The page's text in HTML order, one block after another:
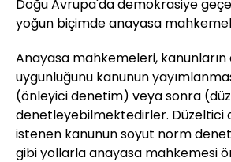
Doğu Avrupa'da demokrasiye
yoğun biçimde anayasa
Anayasa mahkemeleri,
uygunluğunu kanunun
(önleyici denetim) veya sonra
denetleyebilmektedirler. Düzeltici
istenen kanunun soyut norm
gibi yollarla anayasa mahkemesi